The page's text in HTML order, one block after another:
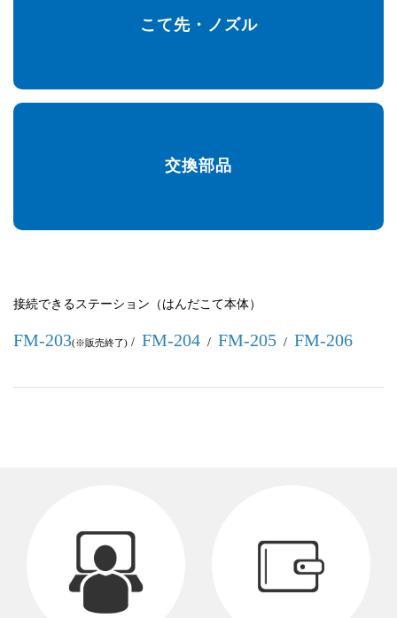
こて先・ノズル
交換部品
接続できるステーション（はんだこて本体）
FM-203(※販売終了) / FM-204 / FM-205 / FM-206